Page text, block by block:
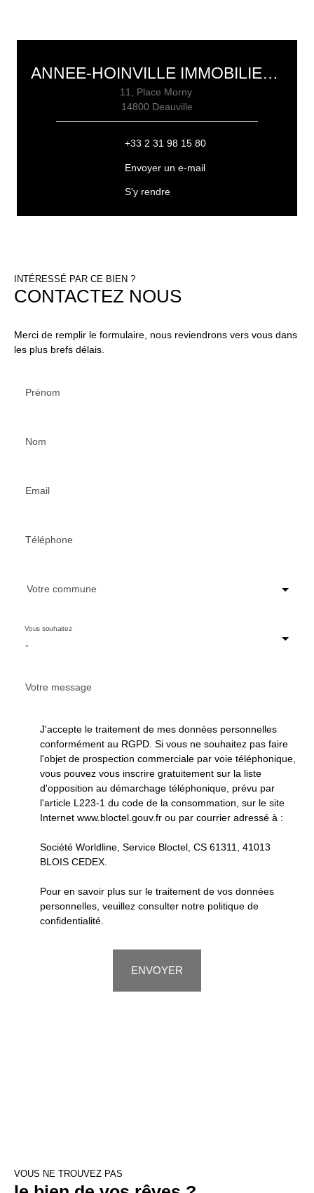
ANNEE-HOINVILLE IMMOBILIER DEAUVILLE
11, Place Morny
14800 Deauville
+33 2 31 98 15 80
Envoyer un e-mail
S'y rendre
INTÉRESSÉ PAR CE BIEN ?
CONTACTEZ NOUS
Merci de remplir le formulaire, nous reviendrons vers vous dans
les plus brefs délais.
Prénom
Nom
Email
Téléphone
Votre commune
-
Vous souhaitez
Votre message
J'accepte le traitement de mes données personnelles
conformément au RGPD. Si vous ne souhaitez pas faire
l'objet de prospection commerciale par voie téléphonique,
vous pouvez vous inscrire gratuitement sur la liste
d'opposition au démarchage téléphonique, prévu par
l'article L223-1 du code de la consommation, sur le site
Internet www.bloctel.gouv.fr ou par courrier adressé à :
Société Worldline, Service Bloctel, CS 61311, 41013
BLOIS CEDEX.
Pour en savoir plus sur le traitement de vos données
personnelles, veuillez consulter notre politique de
confidentialité
ENVOYER
VOUS NE TROUVEZ PAS